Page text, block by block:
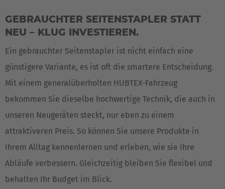
GEBRAUCHTER SEITENSTAPLER STATT
NEU – KLUG INVESTIEREN.
Ein gebrauchter Seitenstapler ist nicht einfach eine
günstigere Variante, es ist oft die smartere Entscheidung.
Mit einem generalüberholten HUBTEX-Fahrzeug
bekommen Sie dieselbe hochwertige Technik, die auch in
unseren Neugeräten steckt, nur eben zu einem
attraktiveren Preis. So können Sie unsere Produkte in
Ihrem Alltag kennenlernen und erleben, wie sie Ihre
Abläufe verbessern. Gleichzeitig bleiben Sie flexibel und
behalten Ihr Budget im Blick.